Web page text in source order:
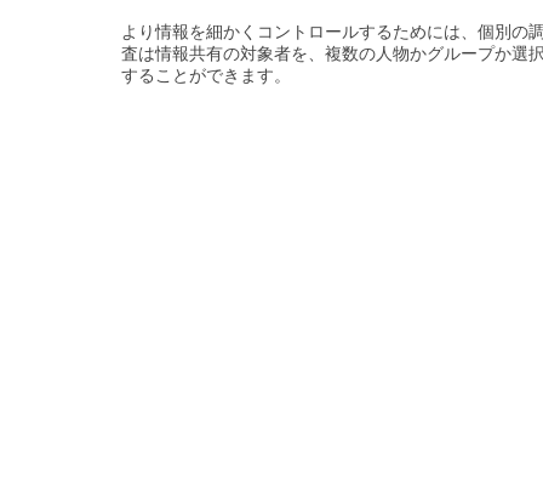
より情報を細かくコントロールするためには、個別の
査は情報共有の対象者を、複数の人物かグループか選
することができます。